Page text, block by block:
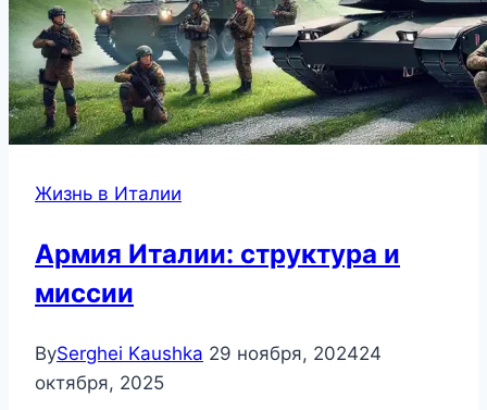
Жизнь в Италии
Армия Италии: структура и
миссии
BySerghei Kaushka 29 ноября, 202424
октября, 2025